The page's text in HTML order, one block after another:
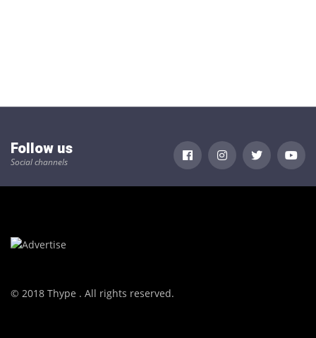
Follow us
Social channels
© 2018 Thype . All rights reserved.